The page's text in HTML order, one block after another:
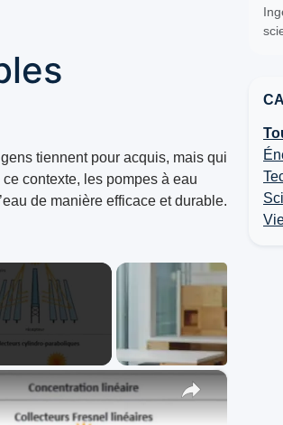
tiennent pour acquis, mais qui
contexte, les pompes à eau
de manière efficace et durable.
×